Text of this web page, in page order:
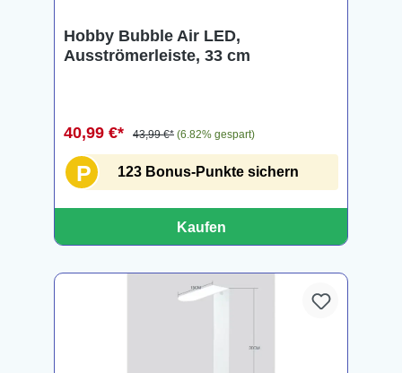
Hobby Bubble Air LED,
Ausströmerleiste, 33 cm
40,99 €* 43,99 €* (6.82% gespart)
P 123 Bonus-Punkte sichern
Kaufen